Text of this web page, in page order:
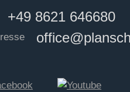
+49 8621 646680